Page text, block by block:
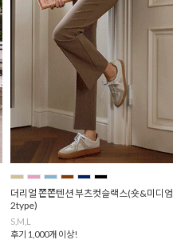
더리얼 쫀쫀텐션 부츠컷슬랙스(숏&미디엄
2type)
S,M,L
후기 1,000개 이상!